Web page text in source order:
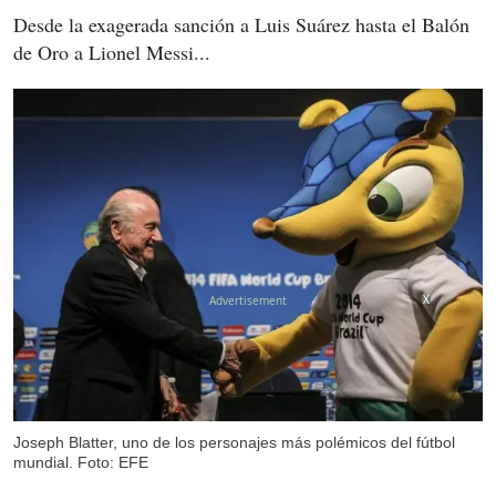
Desde la exagerada sanción a Luis Suárez hasta el Balón
de Oro a Lionel Messi...
Joseph Blatter, uno de los personajes más polémicos del fútbol
mundial. Foto: EFE
X